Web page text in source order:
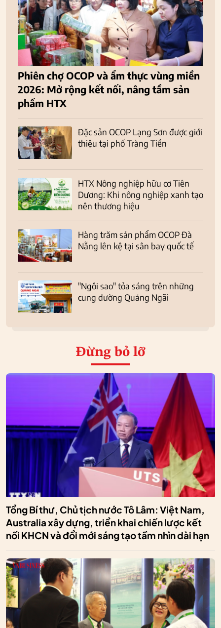
Phiên chợ OCOP và ẩm thực vùng miền
2026: Mở rộng kết nối, nâng tầm sản
phẩm HTX
Đặc sản OCOP Lạng Sơn được giới
thiệu tại phố Tràng Tiền
HTX Nông nghiệp hữu cơ Tiên
Dương: Khi nông nghiệp xanh tạo
nên thương hiệu
Hàng trăm sản phẩm OCOP Đà
Nẵng lên kệ tại sân bay quốc tế
"Ngôi sao" tỏa sáng trên những
cung đường Quảng Ngãi
Đừng bỏ lỡ
Tổng Bí thư, Chủ tịch nước Tô Lâm: Việt Nam,
Australia xây dựng, triển khai chiến lược kết
nối KHCN và đổi mới sáng tạo tầm nhìn dài hạn